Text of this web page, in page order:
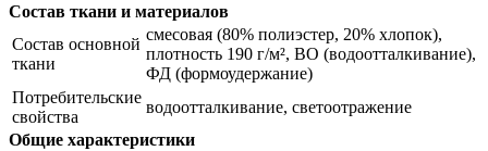
Состав ткани и материалов
Состав основной
ткани
смесовая (80% полиэстер, 20% хлопок),
плотность 190 г/м², ВО (водоотталкивание),
ФД (формоудержание)
Потребительские
свойства
водоотталкивание, светоотражение
Общие характеристики